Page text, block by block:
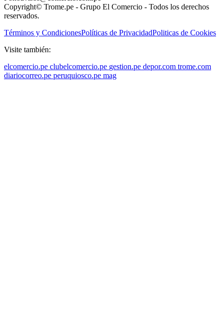
Copyright© Trome.pe - Grupo El Comercio - Todos los derechos
reservados.
Términos y CondicionesPolíticas de PrivacidadPoliticas de Cookies
Visite también:
elcomercio.pe clubelcomercio.pe gestion.pe depor.com trome.com
diariocorreo.pe peruquiosco.pe mag